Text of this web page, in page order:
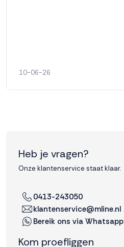
10-06-26
Heb je vragen?
Onze klantenservice staat klaar.
0413-243050
klantenservice@mline.nl
Bereik ons via Whatsapp
Kom proefliggen